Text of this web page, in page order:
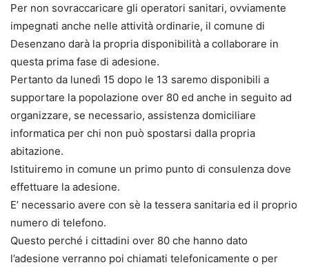
Per non sovraccaricare gli operatori sanitari, ovviamente
impegnati anche nelle attività ordinarie, il comune di
Desenzano darà la propria disponibilità a collaborare in
questa prima fase di adesione.
Pertanto da lunedì 15 dopo le 13 saremo disponibili a
supportare la popolazione over 80 ed anche in seguito ad
organizzare, se necessario, assistenza domiciliare
informatica per chi non può spostarsi dalla propria
abitazione.
Istituiremo in comune un primo punto di consulenza dove
effettuare la adesione.
E’ necessario avere con sè la tessera sanitaria ed il proprio
numero di telefono.
Questo perché i cittadini over 80 che hanno dato
l’adesione verranno poi chiamati telefonicamente o per